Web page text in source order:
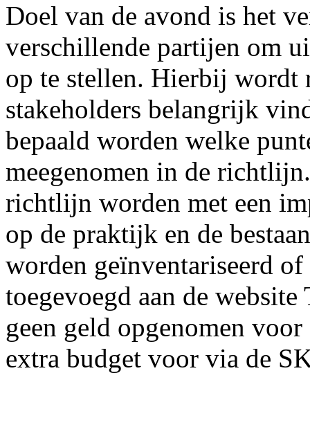
Doel van de avond is het
verschillende partijen om
op te stellen. Hierbij wordt
stakeholders belangrijk
bepaald worden welke
meegenomen in de
richtlijn worden met een
op de praktijk en de
worden geïnventariseerd
toegevoegd aan de
geen geld opgenomen
extra budget voor via de